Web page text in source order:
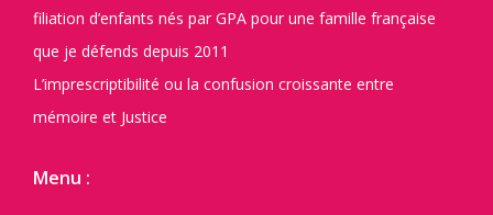
filiation d’enfants nés par GPA pour une famille française
que je défends depuis 2011
L’imprescriptibilité ou la confusion croissante entre
mémoire et Justice
Menu :